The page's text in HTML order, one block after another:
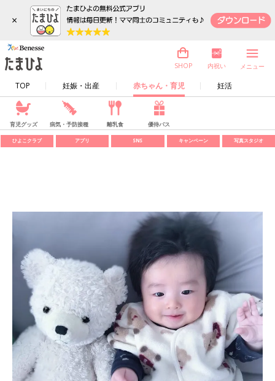
×
TOP 妊娠・出産 赤ちゃん・育児 妊活
SHOP 内祝い メニュー
育児グッズ 病気・予防接種 離乳食 優待パス
ひよこクラブ アプリ SNS キャンペーン 写真スタジオ